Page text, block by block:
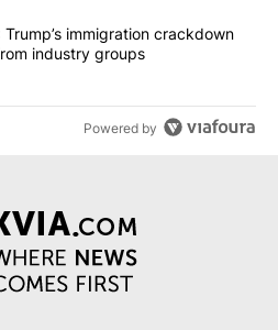
been chaotic’: Trump’s
Trump’s immigration crackdown
industry groups
Powered by